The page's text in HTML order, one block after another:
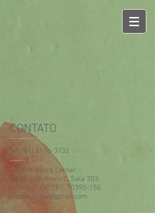
Tel: (61) 8176-3732
CONTATO
Edifício Office Center
SGAS 915, Bloco C, Sala 303
Brasília - DF, CEP: 70390-150
lnobrega.psi@gmail.com